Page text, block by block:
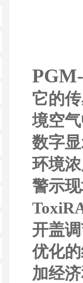
它的
境空
数字
环境
警示
开盖
优化
加经